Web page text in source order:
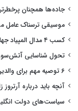
جاده‌ها همچنان
موسیقی ترسناک عامل
کسب ۴ مدال المپیاد جهانی هوش مصنوعی برای ایران
تحول شناسایی
۶ توصیه مهم برای والدین پیش از بازگشایی مدارس
آنچه باید درباره آرتروز
سیاست‌های دولت